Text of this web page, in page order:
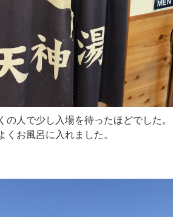
の人で少し入場を待ったほどでした。
くお風呂に入れました。